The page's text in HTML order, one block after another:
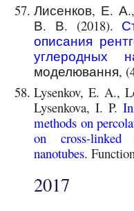
Лисенков, Е.
В. В. (2018).
описания
углеродных
моделювання,
Lysenkov, E. A.,
Lysenkova, I. P.
methods on
on cross-linked
nanotubes.
2017